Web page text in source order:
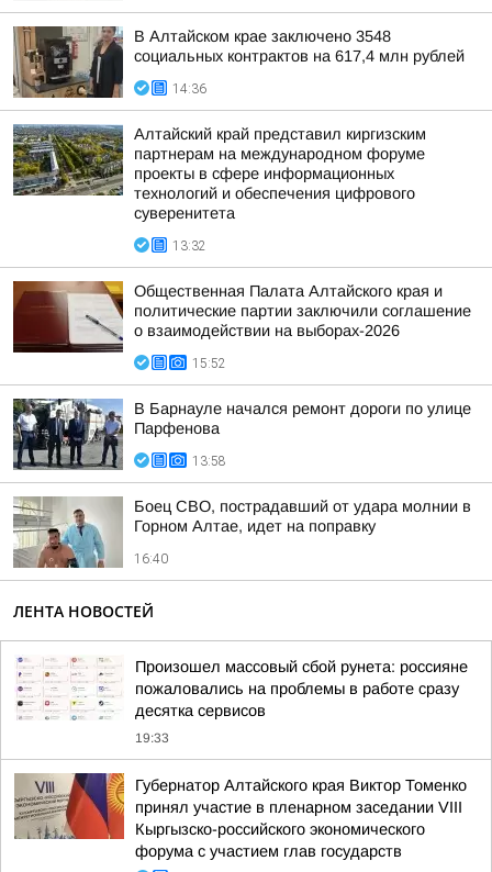
В Алтайском крае заключено 3548
социальных контрактов на 617,4 млн рублей
14:36
Алтайский край представил киргизским
партнерам на международном форуме
проекты в сфере информационных
технологий и обеспечения цифрового
суверенитета
13:32
Общественная Палата Алтайского края и
политические партии заключили соглашение
о взаимодействии на выборах-2026
15:52
В Барнауле начался ремонт дороги по улице
Парфенова
13:58
Боец СВО, пострадавший от удара молнии в
Горном Алтае, идет на поправку
16:40
ЛЕНТА НОВОСТЕЙ
Произошел массовый сбой рунета: россияне
пожаловались на проблемы в работе сразу
десятка сервисов
19:33
Губернатор Алтайского края Виктор Томенко
принял участие в пленарном заседании VIII
Кыргызско-российского экономического
форума с участием глав государств